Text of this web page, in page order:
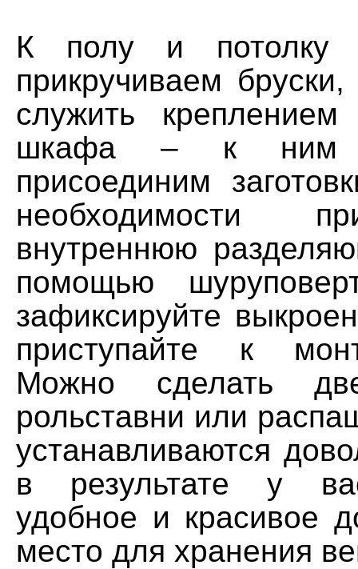
К полу и потолку
прикручиваем
служить
шкафа – к ним
присоединим
необходимости
внутреннюю
помощью
зафиксируйте
приступайте к
Можно сделать
рольставни или
устанавливаются
в результате у
удобное и красивое
место для хранения